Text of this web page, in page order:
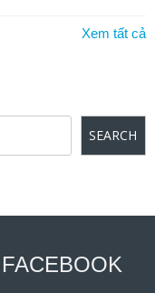
Xem tất cả
SEARCH